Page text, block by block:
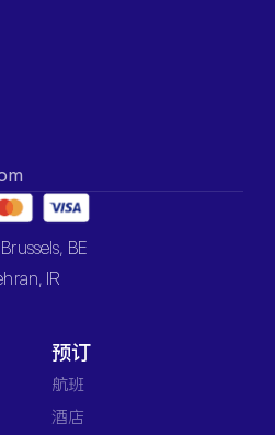
BE
IR
预订
航班
酒店